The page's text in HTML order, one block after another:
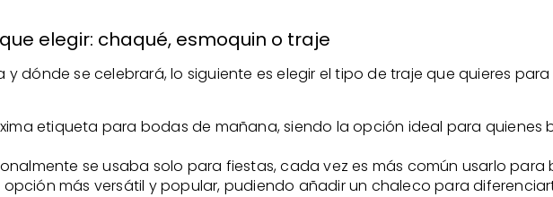
elegir: chaqué, esmoquin o traje
dónde se celebrará, lo siguiente es elegir el tipo de traje que quieres
etiqueta para bodas de mañana, siendo la opción ideal para quienes
se usaba solo para fiestas, cada vez es más común usarlo
opción más versátil y popular, pudiendo añadir un chaleco para